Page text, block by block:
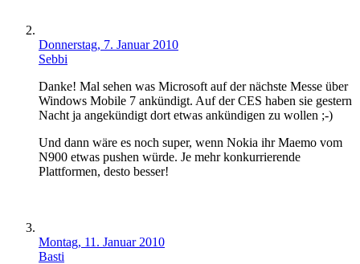
Donnerstag, 7. Januar 2010
Sebbi
Danke! Mal sehen was Microsoft auf der nächste Messe über
Windows Mobile 7 ankündigt. Auf der CES haben sie gestern
Nacht ja angekündigt dort etwas ankündigen zu wollen ;-)
Und dann wäre es noch super, wenn Nokia ihr Maemo vom
N900 etwas pushen würde. Je mehr konkurrierende
Plattformen, desto besser!
Montag, 11. Januar 2010
Basti